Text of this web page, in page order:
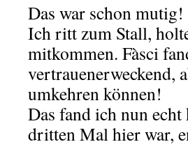
Das war schon mutig!
Ich ritt zum Stall,
mitkommen. Fàsci
vertrauenerweckend,
umkehren können!
Das fand ich nun
dritten Mal hier war,